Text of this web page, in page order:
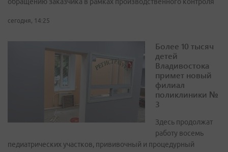
сегодня, 14:25
Более 10 тысяч
детей
Владивостока
примет новый
филиал
поликлиники №
3
Здесь продолжат
работу восемь
педиатрических участков, прививочный и процедурный